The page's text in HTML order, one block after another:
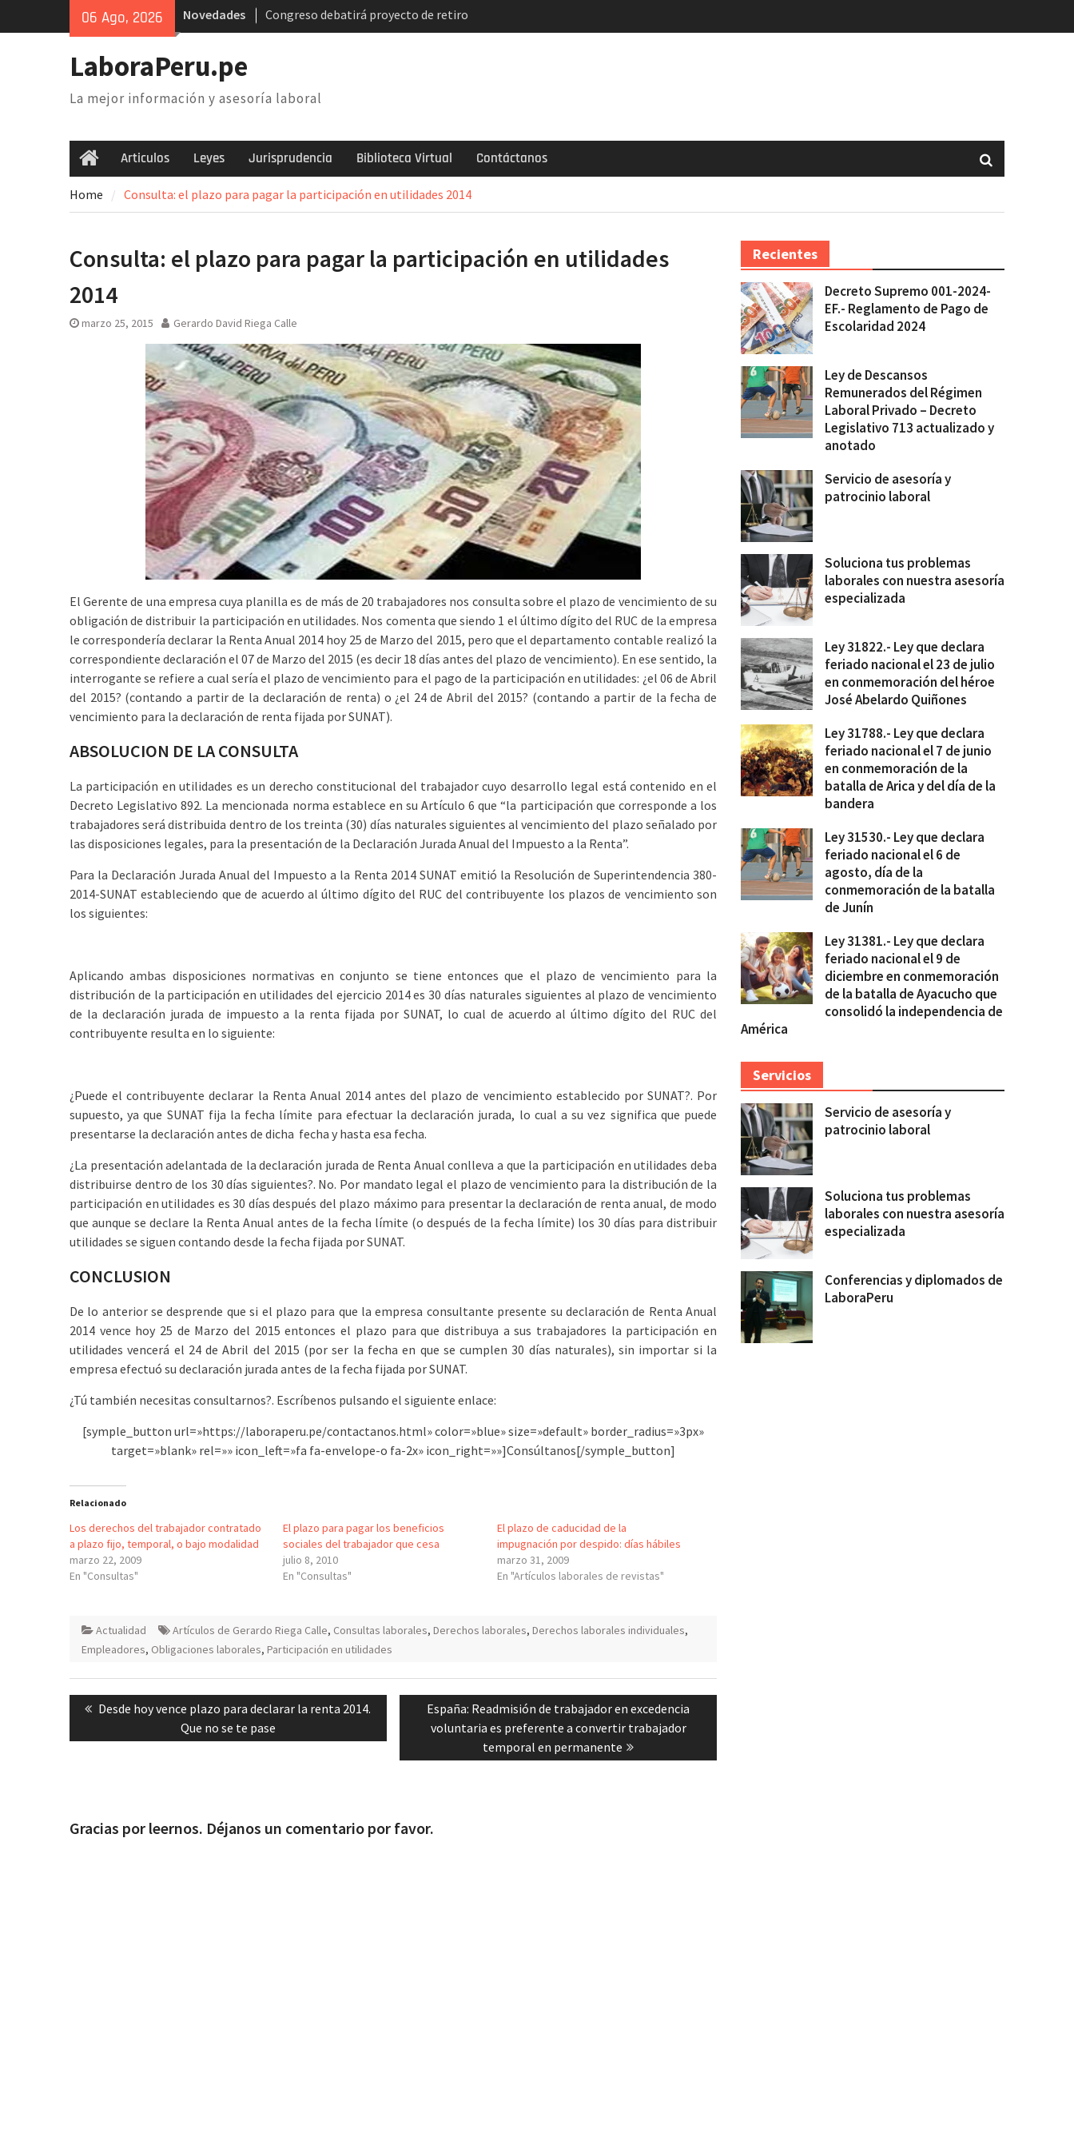
06 Ago, 2026 Novedades
Congreso debatirá proyecto de retiro
AFP. Problema y solución
nacional
necesidad de derogarlo
LaboraPeru.pe
La mejor información y asesoría laboral
HomeArticulos Leyes Jurisprudencia Biblioteca Virtual Contáctanos
Home Consulta: el plazo para pagar la participación en utilidades 2014
Consulta: el plazo para pagar la participación en utilidades
2014
marzo 25, 2015 Gerardo David Riega Calle
El Gerente de una empresa cuya planilla es de más de 20 trabajadores nos consulta sobre el plazo de vencimiento de su
obligación de distribuir la participación en utilidades. Nos comenta que siendo 1 el último dígito del RUC de la empresa
le correspondería declarar la Renta Anual 2014 hoy 25 de Marzo del 2015, pero que el departamento contable realizó la
correspondiente declaración el 07 de Marzo del 2015 (es decir 18 días antes del plazo de vencimiento). En ese sentido, la
interrogante se refiere a cual sería el plazo de vencimiento para el pago de la participación en utilidades: ¿el 06 de Abril
del 2015? (contando a partir de la declaración de renta) o ¿el 24 de Abril del 2015? (contando a partir de la fecha de
vencimiento para la declaración de renta fijada por SUNAT).
ABSOLUCION DE LA CONSULTA
La participación en utilidades es un derecho constitucional del trabajador cuyo desarrollo legal está contenido en el
Decreto Legislativo 892. La mencionada norma establece en su Artículo 6 que “la participación que corresponde a los
trabajadores será distribuida dentro de los treinta (30) días naturales siguientes al vencimiento del plazo señalado por
las disposiciones legales, para la presentación de la Declaración Jurada Anual del Impuesto a la Renta”.
Para la Declaración Jurada Anual del Impuesto a la Renta 2014 SUNAT emitió la Resolución de Superintendencia 380-
2014-SUNAT estableciendo que de acuerdo al último dígito del RUC del contribuyente los plazos de vencimiento son
los siguientes:
Aplicando ambas disposiciones normativas en conjunto se tiene entonces que el plazo de vencimiento para la
distribución de la participación en utilidades del ejercicio 2014 es 30 días naturales siguientes al plazo de vencimiento
de la declaración jurada de impuesto a la renta fijada por SUNAT, lo cual de acuerdo al último dígito del RUC del
contribuyente resulta en lo siguiente:
¿Puede el contribuyente declarar la Renta Anual 2014 antes del plazo de vencimiento establecido por SUNAT?. Por
supuesto, ya que SUNAT fija la fecha límite para efectuar la declaración jurada, lo cual a su vez significa que puede
presentarse la declaración antes de dicha fecha y hasta esa fecha.
¿La presentación adelantada de la declaración jurada de Renta Anual conlleva a que la participación en utilidades deba
distribuirse dentro de los 30 días siguientes?. No. Por mandato legal el plazo de vencimiento para la distribución de la
participación en utilidades es 30 días después del plazo máximo para presentar la declaración de renta anual, de modo
que aunque se declare la Renta Anual antes de la fecha límite (o después de la fecha límite) los 30 días para distribuir
utilidades se siguen contando desde la fecha fijada por SUNAT.
CONCLUSION
De lo anterior se desprende que si el plazo para que la empresa consultante presente su declaración de Renta Anual
2014 vence hoy 25 de Marzo del 2015 entonces el plazo para que distribuya a sus trabajadores la participación en
utilidades vencerá el 24 de Abril del 2015 (por ser la fecha en que se cumplen 30 días naturales), sin importar si la
empresa efectuó su declaración jurada antes de la fecha fijada por SUNAT.
¿Tú también necesitas consultarnos?. Escríbenos pulsando el siguiente enlace:
[symple_button url=»https://laboraperu.pe/contactanos.html» color=»blue» size=»default» border_radius=»3px»
target=»blank» rel=»» icon_left=»fa fa-envelope-o fa-2x» icon_right=»»]Consúltanos[/symple_button]
Relacionado
Los derechos del trabajador contratado
a plazo fijo, temporal, o bajo modalidad
marzo 22, 2009
En "Consultas"
El plazo para pagar los beneficios
sociales del trabajador que cesa
julio 8, 2010
En "Consultas"
El plazo de caducidad de la
impugnación por despido: días hábiles
marzo 31, 2009
En "Artículos laborales de revistas"
Actualidad Artículos de Gerardo Riega Calle, Consultas laborales, Derechos laborales, Derechos laborales individuales,
Empleadores, Obligaciones laborales, Participación en utilidades
Navegación
de
entradas
Previous
Desde hoy vence plazo para declarar la renta 2014.
Que no se te pase
Next
post:
España: Readmisión de trabajador en excedencia
voluntaria es preferente a convertir trabajador
temporal en permanente
Gracias por leernos. Déjanos un comentario por favor.
Recientes
Decreto Supremo 001-2024-
EF.- Reglamento de Pago de
Escolaridad 2024
Ley de Descansos
Remunerados del Régimen
Laboral Privado – Decreto
Legislativo 713 actualizado y
anotado
Servicio de asesoría y
patrocinio laboral
Soluciona tus problemas
laborales con nuestra asesoría
especializada
Ley 31822.- Ley que declara
feriado nacional el 23 de julio
en conmemoración del héroe
José Abelardo Quiñones
Ley 31788.- Ley que declara
feriado nacional el 7 de junio
en conmemoración de la
batalla de Arica y del día de la
bandera
Ley 31530.- Ley que declara
feriado nacional el 6 de
agosto, día de la
conmemoración de la batalla
de Junín
Ley 31381.- Ley que declara
feriado nacional el 9 de
diciembre en conmemoración
de la batalla de Ayacucho que
consolidó la independencia de
América
Servicios
Servicio de asesoría y
patrocinio laboral
Soluciona tus problemas
laborales con nuestra asesoría
especializada
Conferencias y diplomados de
LaboraPeru